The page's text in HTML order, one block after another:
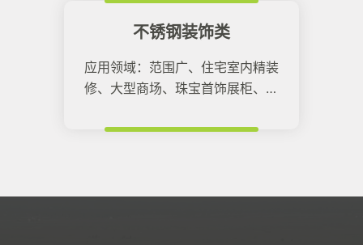
不锈钢装饰类
应用领域：范围广、住宅室内精装
修、大型商场、珠宝首饰展柜、机